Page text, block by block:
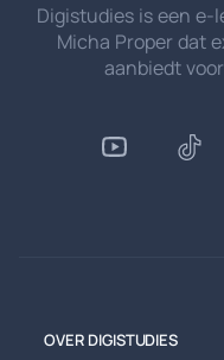
Digistudies is een
Micha Proper dat
aanbiedt
OVER DIGISTUDIES